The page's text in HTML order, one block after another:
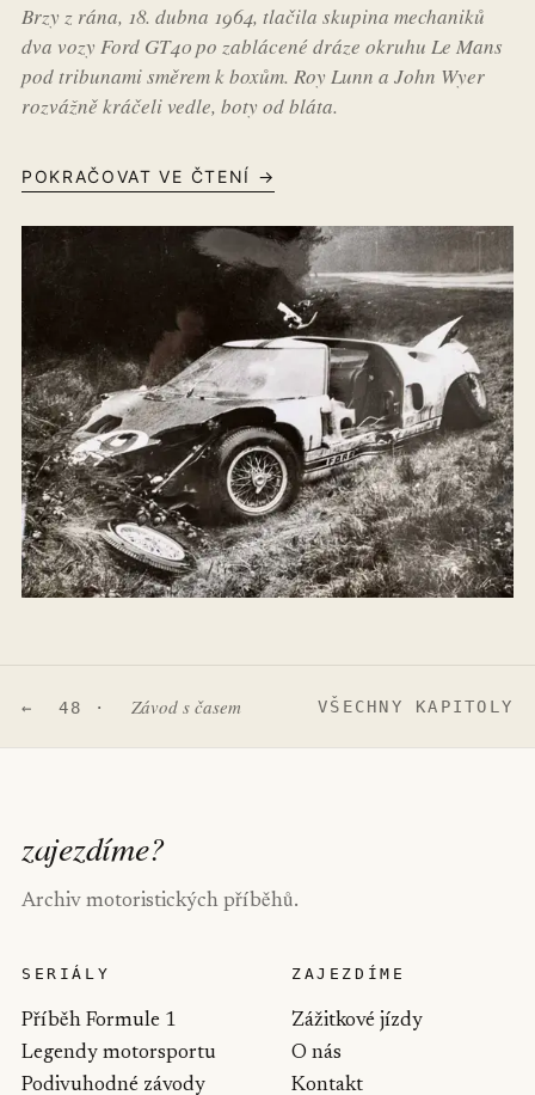
Brzy z rána, 18. dubna 1964, tlačila skupina mechaniků
dva vozy Ford GT40 po zablácené dráze okruhu Le Mans
pod tribunami směrem k boxům. Roy Lunn a John Wyer
rozvážně kráčeli vedle, boty od bláta.
POKRAČOVAT VE ČTENÍ →
← 48 · Závod s časem VŠECHNY KAPITOLY
zajezdíme?
Archiv motoristických příběhů.
SERIÁLY
Příběh Formule 1
Legendy motorsportu
Podivuhodné závody
ZAJEZDÍME
Zážitkové jízdy
O nás
Kontakt